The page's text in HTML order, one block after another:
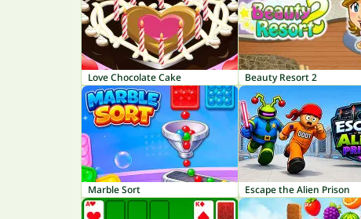
Love Chocolate Cake Beauty Resort 2
Marble Sort Escape the Alien Prison